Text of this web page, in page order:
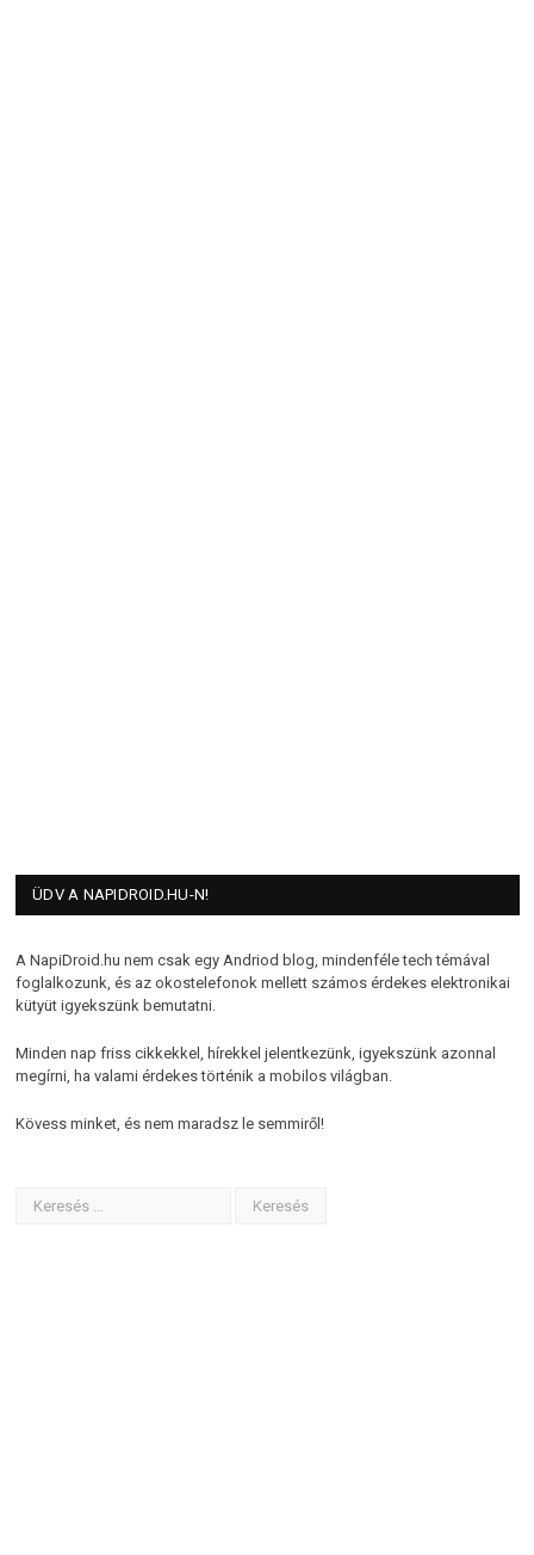
ÜDV A NAPIDROID.HU-N!
A NapiDroid.hu nem csak egy Andriod blog, mindenféle tech témával
foglalkozunk, és az okostelefonok mellett számos érdekes elektronikai
kütyüt igyekszünk bemutatni.
Minden nap friss cikkekkel, hírekkel jelentkezünk, igyekszünk azonnal
megírni, ha valami érdekes történik a mobilos világban.
Kövess minket, és nem maradsz le semmiről!